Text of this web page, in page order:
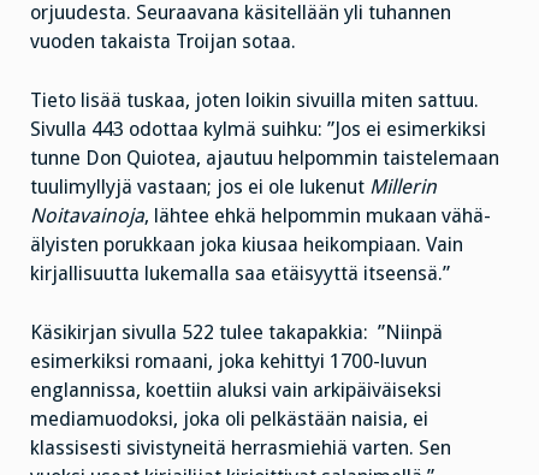
orjuudesta. Seuraavana käsitellään yli tuhannen
vuoden takaista Troijan sotaa.
Tieto lisää tuskaa, joten loikin sivuilla miten sattuu.
Sivulla 443 odottaa kylmä suihku: ”Jos ei esimerkiksi
tunne Don Quiotea, ajautuu helpommin taistelemaan
tuulimyllyjä vastaan; jos ei ole lukenut Millerin
Noitavainoja, lähtee ehkä helpommin mukaan vähä-
älyisten porukkaan joka kiusaa heikompiaan. Vain
kirjallisuutta lukemalla saa etäisyyttä itseensä.”
Käsikirjan sivulla 522 tulee takapakkia: ”Niinpä
esimerkiksi romaani, joka kehittyi 1700-luvun
englannissa, koettiin aluksi vain arkipäiväiseksi
mediamuodoksi, joka oli pelkästään naisia, ei
klassisesti sivistyneitä herrasmiehiä varten. Sen